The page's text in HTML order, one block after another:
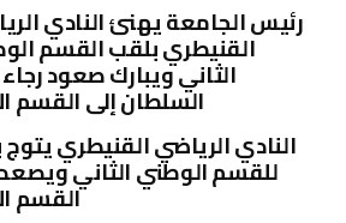
رئيس الجامعة يهنئ النادي
القنيطري بلقب القسم
الثاني ويبارك صعود
السلطان إلى القسم
النادي الرياضي القنيطري يتوج
للقسم الوطني الثاني
القسم